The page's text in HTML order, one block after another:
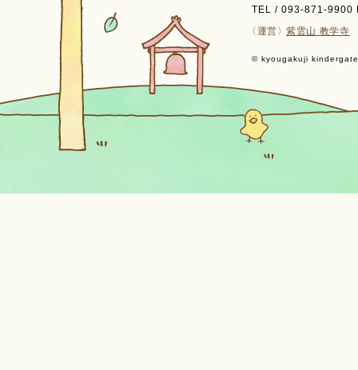
TEL / 093-871-9900
〈運営〉紫雲山 教学寺
© kyougakuji